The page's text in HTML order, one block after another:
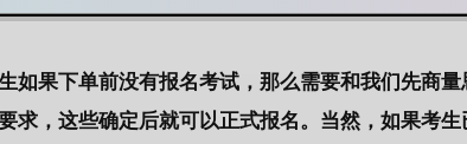
如果下单前没有报名考试，那么需要和我们先商
求，这些确定后就可以正式报名。当然，如果考